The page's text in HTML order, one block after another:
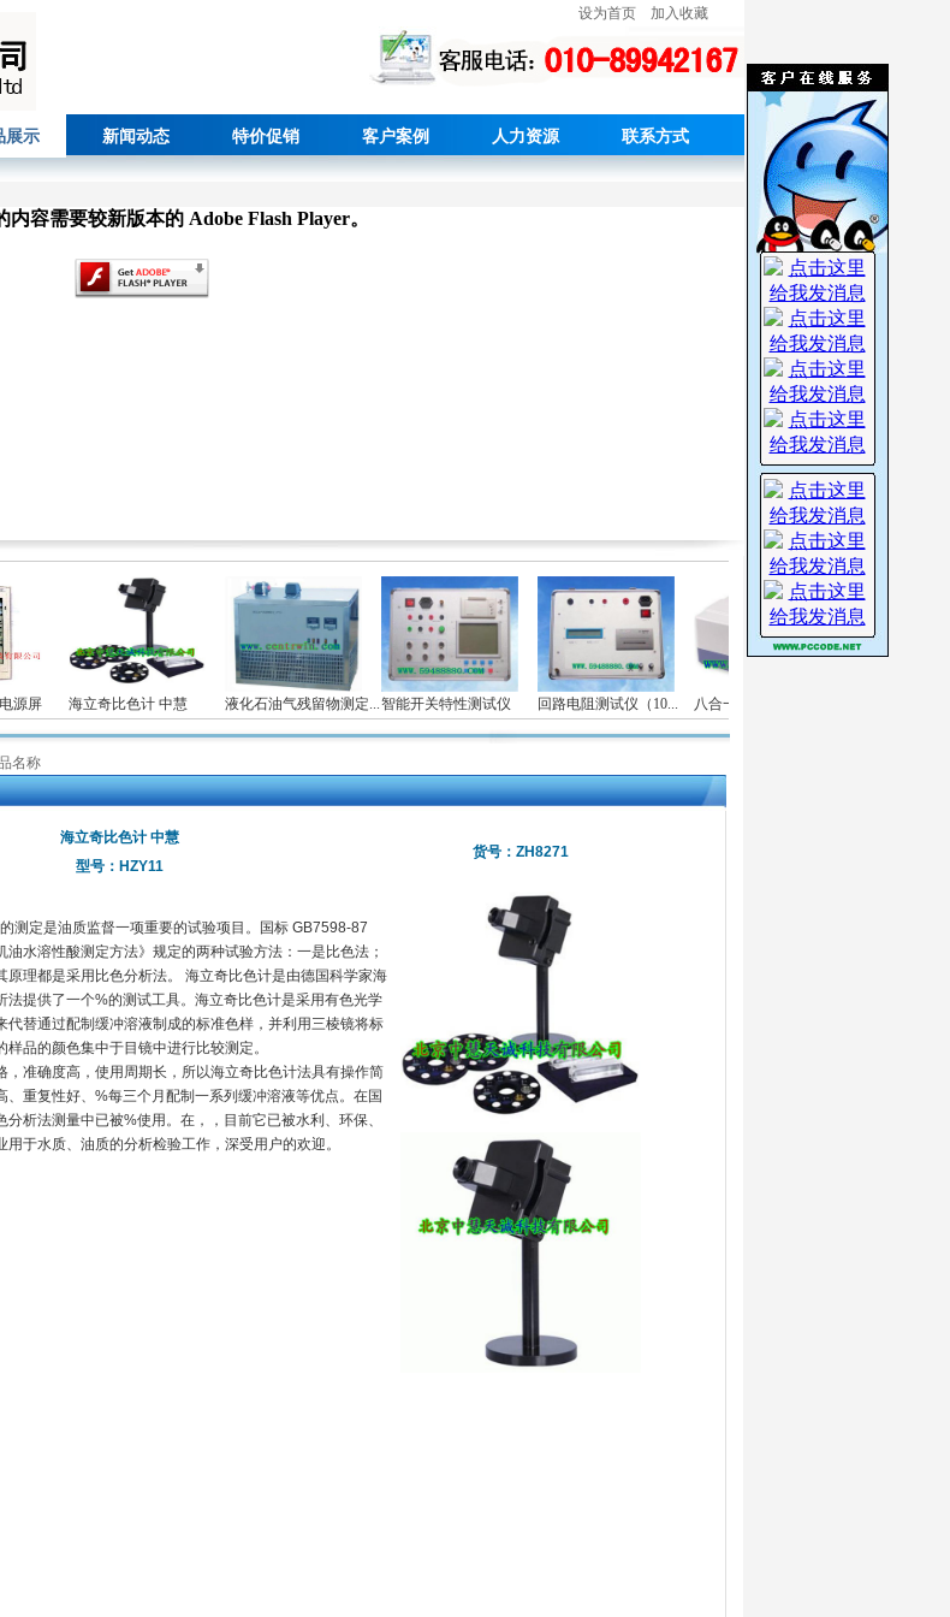
设为首页 加入收藏
展示 新闻动态 特价促销 客户案例 人力资源 联系方式
内容需要较新版本的 Adobe Flash Player。
源屏 海立奇比色计 中慧 液化石油气残留物测定...智能开关特性测试仪 回路电阻测试仪（10... 八合一食品安全快速检...
名称
海立奇比色计 中慧
型号：HZY11
货号：ZH8271
测定是油质监督一项重要的试验项目。国标 GB7598-87
油水溶性酸测定方法》规定的两种试验方法：一是比色法；
原理都是采用比色分析法。 海立奇比色计是由德国科学家海
法提供了一个%的测试工具。海立奇比色计是采用有色光学
代替通过配制缓冲溶液制成的标准色样，并利用三棱镜将标
品的颜色集中于目镜中进行比较测定。
，准确度高，使用周期长，所以海立奇比色计法具有操作简
、重复性好、%每三个月配制一系列缓冲溶液等优点。在国
析法测量中已被%使用。在，，目前它已被水利、环保、
于水质、油质的分析检验工作，深受用户的欢迎。